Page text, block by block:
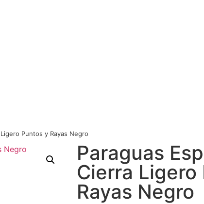
Puntos y Rayas Negro
Paraguas
Cierra Ligero
Rayas Negro